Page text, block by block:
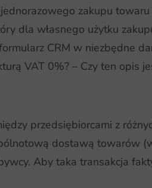
zakupu
dla własnego użytku
CRM w niezbędne
VAT 0%? – Czy ten opis
przedsiębiorcami z
dostawą towarów
Aby taka transakcja